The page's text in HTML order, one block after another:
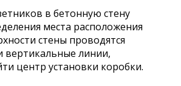
в бетонную стену
места расположения
стены проводятся
вертикальные линии,
центр установки коробки.